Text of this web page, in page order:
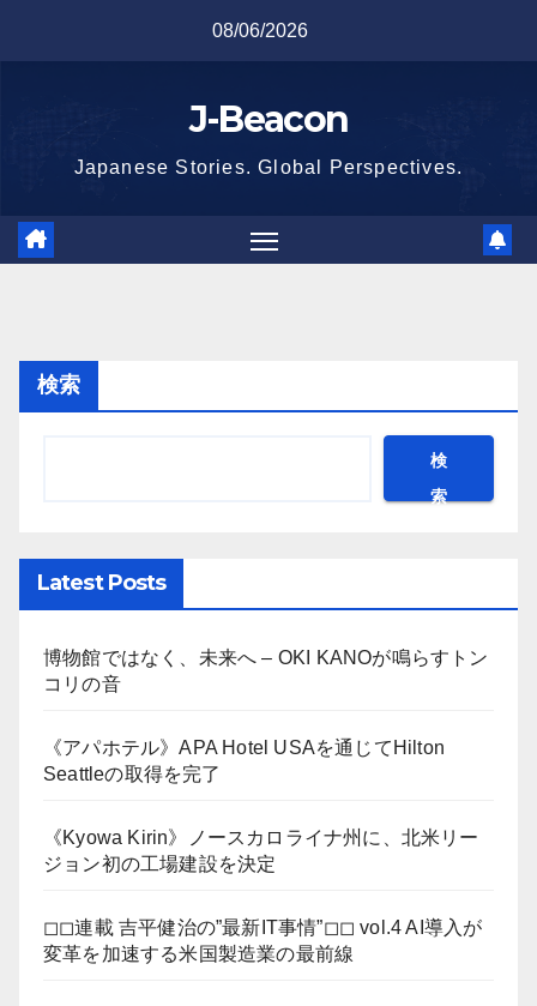
08/06/2026
J-Beacon
Japanese Stories. Global Perspectives.
検索
検
索
Latest Posts
博物館ではなく、未来へ – OKI KANOが鳴らすトン
コリの音
《アパホテル》APA Hotel USAを通じてHilton
Seattleの取得を完了
《Kyowa Kirin》ノースカロライナ州に、北米リー
ジョン初の工場建設を決定
◻︎◻︎連載 吉平健治の”最新IT事情”◻︎◻︎ vol.4 AI導入が
変革を加速する米国製造業の最前線